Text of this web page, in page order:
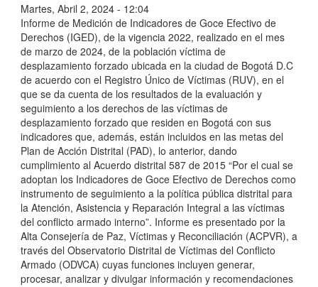
Martes, Abril 2, 2024 - 12:04
Informe de Medición de Indicadores de Goce Efectivo de
Derechos (IGED), de la vigencia 2022, realizado en el mes
de marzo de 2024, de la población víctima de
desplazamiento forzado ubicada en la ciudad de Bogotá D.C
de acuerdo con el Registro Único de Víctimas (RUV), en el
que se da cuenta de los resultados de la evaluación y
seguimiento a los derechos de las víctimas de
desplazamiento forzado que residen en Bogotá con sus
indicadores que, además, están incluidos en las metas del
Plan de Acción Distrital (PAD), lo anterior, dando
cumplimiento al Acuerdo distrital 587 de 2015 “Por el cual se
adoptan los Indicadores de Goce Efectivo de Derechos como
instrumento de seguimiento a la política pública distrital para
la Atención, Asistencia y Reparación Integral a las víctimas
del conflicto armado interno”. Informe es presentado por la
Alta Consejería de Paz, Víctimas y Reconciliación (ACPVR), a
través del Observatorio Distrital de Víctimas del Conflicto
Armado (ODVCA) cuyas funciones incluyen generar,
procesar, analizar y divulgar información y recomendaciones